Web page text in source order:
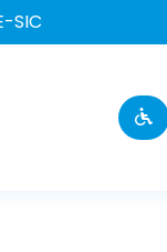
SIC